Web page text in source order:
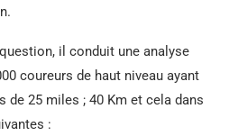
il conduit une analyse
coureurs de haut niveau ayant
de 25 miles ; 40 Km et cela dans
: